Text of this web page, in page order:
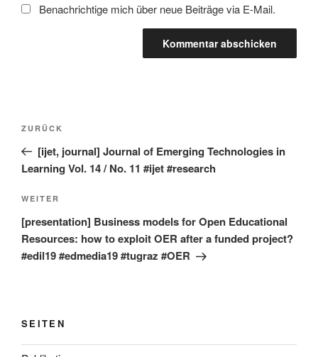
Benachrichtige mich über neue Beiträge via E-Mail.
Beitragsnavigation
Vorheriger
Beitrag
ZURÜCK
[ijet, journal] Journal of Emerging Technologies in
Learning Vol. 14 / No. 11 #ijet #research
Nächster
Beitrag
WEITER
[presentation] Business models for Open Educational
Resources: how to exploit OER after a funded project?
#edil19 #edmedia19 #tugraz #OER
SEITEN